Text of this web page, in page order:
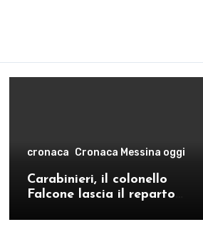
cronaca Cronaca Messina oggi
Carabinieri, il colonello
Falcone lascia il reparto
comando provinciale di